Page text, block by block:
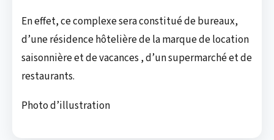
En effet, ce complexe sera constitué de bureaux,
d’une résidence hôtelière de la marque de location
saisonnière et de vacances , d’un supermarché et de
restaurants.
Photo d’illustration